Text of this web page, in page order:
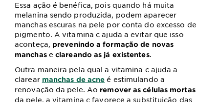
Essa ação é benéfica, pois quando há muita
melanina sendo produzida, podem aparecer
manchas escuras na pele por conta do excesso de
pigmento. A vitamina c ajuda a evitar que isso
aconteça, prevenindo a formação de novas
manchaseclareando as já existentes.
Outra maneira pela qual a vitamina c ajuda a
clarear manchas de acne é estimulando a
renovação da pele. Ao remover as células mortas
da pele, a vitamina c favorece a substituição das